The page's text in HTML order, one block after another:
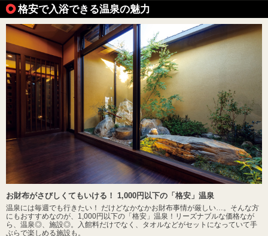
格安で入浴できる温泉の魅力
お財布がさびしくてもいける！ 1,000円以下の「格安」温泉
温泉には毎週でも行きたい！ だけどなかなかお財布事情が厳しい…。そんな方
にもおすすめなのが、1,000円以下の「格安」温泉！リーズナブルな価格なが
ら、温泉◎、施設◎。入館料だけでなく、タオルなどがセットになっていて手
ぶらで楽しめる施設も。